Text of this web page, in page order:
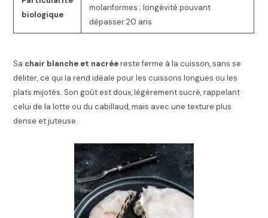
biologique
molariformes ; longévité pouvant
dépasser 20 ans
Sa chair blanche et nacréereste ferme à la cuisson, sans se
déliter, ce qui la rend idéale pour les cuissons longues ou les
plats mijotés. Son goût est doux, légèrement sucré, rappelant
celui de la lotte ou du cabillaud, mais avec une texture plus
dense et juteuse.